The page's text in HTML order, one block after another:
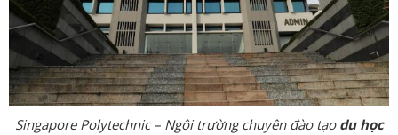
Singapore Polytechnic – Ngôi trường chuyên đào tạo du học